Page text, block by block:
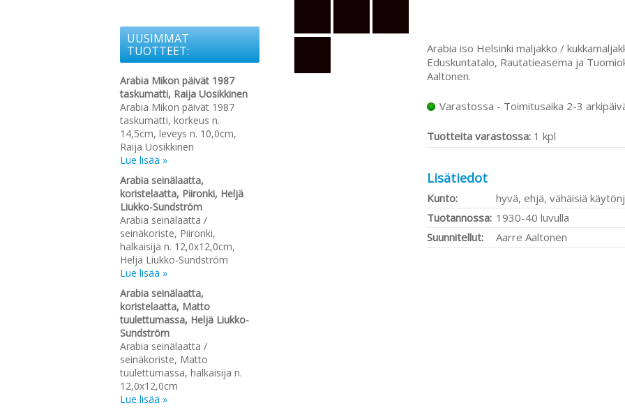
Arabia iso Helsinki maljakko /
Eduskuntatalo, Rautatieasema ja
Aaltonen.
Varastossa - Toimitusaika 2-3
Tuotteita varastossa: 1 kpl
Lisätiedot
Kunto:
hyvä, ehjä, vähäisiä
Tuotannossa: 1930-40 luvulla
Suunnitellut:
Aarre Aaltonen
UUSIMMAT
TUOTTEET:
Arabia Mikon päivät 1987
taskumatti, Raija Uosikkinen
Arabia Mikon päivät 1987
taskumatti, korkeus n.
14,5cm, leveys n. 10,0cm,
Raija Uosikkinen
Lue lisää »
Arabia seinälaatta,
koristelaatta, Piironki, Heljä
Liukko-Sundström
Arabia seinälaatta /
seinäkoriste, Piironki,
halkaisija n. 12,0x12,0cm,
Heljä Liukko-Sundström
Lue lisää »
Arabia seinälaatta,
koristelaatta, Matto
tuulettumassa, Heljä Liukko-
Sundström
Arabia seinälaatta /
seinäkoriste, Matto
tuulettumassa, halkaisija n.
12,0x12,0cm
Lue lisää »